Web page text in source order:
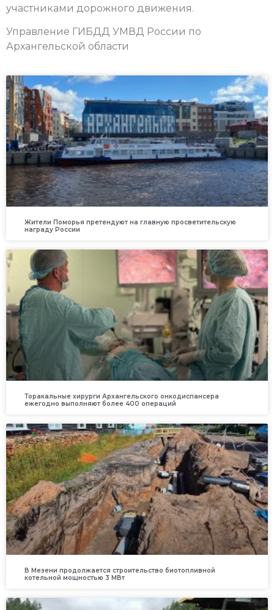
участниками дорожного движения.
Управление ГИБДД УМВД России по
Архангельской области
Жители Поморья претендуют на главную просветительскую
награду России
Торакальные хирурги Архангельского онкодиспансера
ежегодно выполняют более 400 операций
В Мезени продолжается строительство биотопливной
котельной мощностью 3 МВт